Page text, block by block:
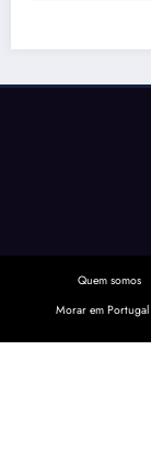
Quem somos
Morar em Portugal